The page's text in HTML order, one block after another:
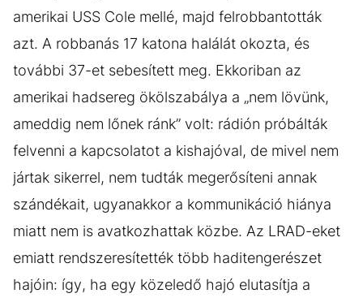
amerikai USS Cole mellé, majd felrobbantották
azt. A robbanás 17 katona halálát okozta, és
további 37-et sebesített meg. Ekkoriban az
amerikai hadsereg ökölszabálya a „nem lövünk,
ameddig nem lőnek ránk” volt: rádión próbálták
felvenni a kapcsolatot a kishajóval, de mivel nem
jártak sikerrel, nem tudták megerősíteni annak
szándékait, ugyanakkor a kommunikáció hiánya
miatt nem is avatkozhattak közbe. Az LRAD-eket
emiatt rendszeresítették több haditengerészet
hajóin: így, ha egy közeledő hajó elutasítja a